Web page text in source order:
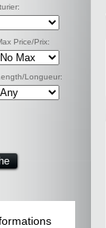
Price/Prix:
Longueur: